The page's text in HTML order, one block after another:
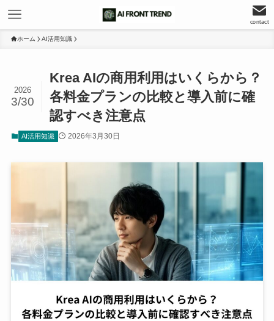
contact
ホーム AI活用知識
Krea AIの商用利用はいくらから？
各料金プランの比較と導入前に確
認すべき注意点
2026
3/30
AI活用知識 2026年3月30日